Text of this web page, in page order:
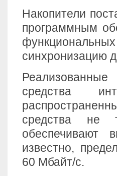
Накопители
программным
синхронизацию
средства
средства не
обеспечивают
известно,
60 Мбайт/с.